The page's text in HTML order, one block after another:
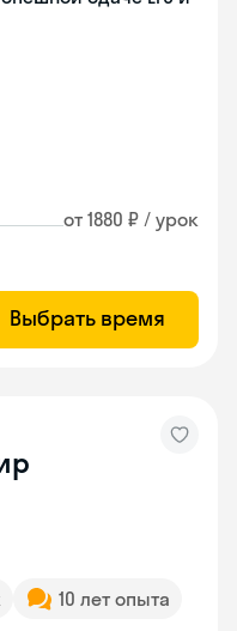
от 1880 ₽ / урок
Выбрать время
10 лет опыта